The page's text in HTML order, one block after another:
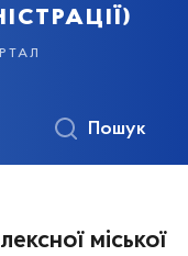
Пошук
міської